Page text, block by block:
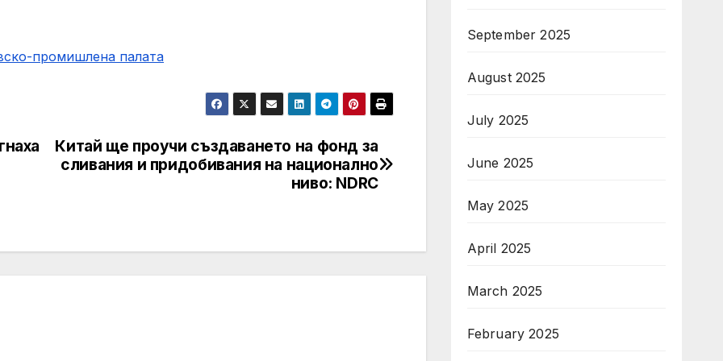
промишлена палaта
Китай ще проучи създаването на фонд за
сливания и придобивания на национално
ниво: NDRC
September 2025
August 2025
July 2025
June 2025
May 2025
April 2025
March 2025
February 2025